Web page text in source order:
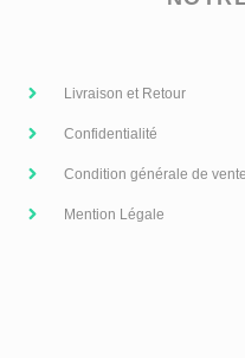
Livraison et Retour
Confidentialité
Condition générale de
Mention Légale